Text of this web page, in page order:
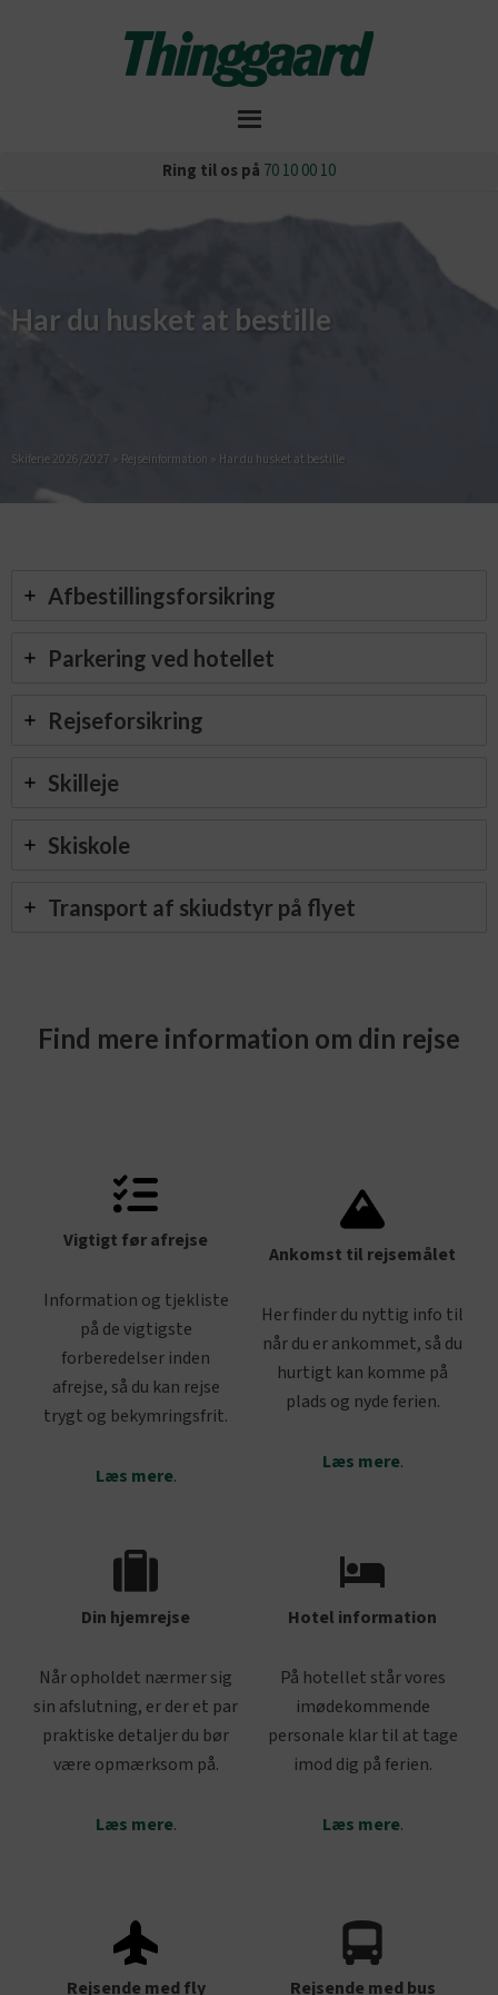
Ring til os på 70 10 00 10
Har du husket at bestille
Skiferie 2026/2027 » Rejseinformation » Har du husket at bestille
Afbestillingsforsikring
Parkering ved hotellet
Rejseforsikring
Skilleje
Skiskole
Transport af skiudstyr på flyet
Find mere information om din rejse
Vigtigt før afrejse
Information og tjekliste
på de vigtigste
forberedelser inden
afrejse, så du kan rejse
trygt og bekymringsfrit.
Læs mere.
Ankomst til rejsemålet
Her finder du nyttig info til
når du er ankommet, så du
hurtigt kan komme på
plads og nyde ferien.
Læs mere.
Din hjemrejse
Når opholdet nærmer sig
sin afslutning, er der et par
praktiske detaljer du bør
være opmærksom på.
Læs mere.
Hotel information
På hotellet står vores
imødekommende
personale klar til at tage
imod dig på ferien.
Læs mere.
Rejsende med fly Rejsende med bus